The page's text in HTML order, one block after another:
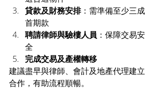
貸款及財務安排：需準備至少三成
首期款
聘請律師與驗樓人員 ：保障交易安
全
完成交易及產權轉移
建議盡早與律師、會計及地產代理建立
合作，有助流程順暢。